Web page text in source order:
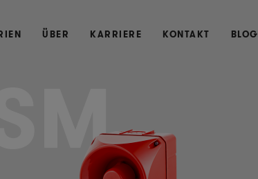
ÜBER KARRIERE KONTAKT BLOG